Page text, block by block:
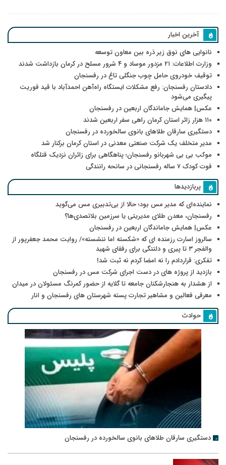
آخرین اخبار
نانوایی های نوق زیر ذره بین معاون توسعه
وزارت اطلاعات: ۲۱ مزدور موساد و ۴ شرور مسلح در کرمان بازداشت شدند
توقیف خودروی حامل چوب جنگلی تاغ در رفسنجان
دادستان رفسنجان: رفع مشکلات ایستگاه راه‌آهن احمدآباد با قید فوریت
پیگیری می‌شود
عکس| همایش جاماندگان اربعین در رفسنجان
۱۱۰ هزار زائر استان کرمان راهی سفر اربعین شدند
دستگیری سارقان طلاهای بانوی سالخورده در رفسنجان
مدیر متخلف یک شرکت صنعتی معدنی در استان کرمان برکنار شد
موکب بی بی شهربانو رفسنجان؛ پناهگاهی برای زائران نزدیک قتلگاه
فوت کودک ۷ ساله رفسنجانی در سانحه رانندگی
پربازدیدها
نماینده‌ای که مدیر مس بود؛ حالا از بی‌تدبیری مس می‌گوید
رفسنجان، معدن طلای مدیریتی یا سرزمین بلاتصدی‌ها؟
عکس| همایش جاماندگان اربعین در رفسنجان
سالروز اسارت رزمنده ای که «شکسته اما ننشسته»/ روایت محمد جعفرپور از
والفجر ۳ تا پیری و دلتنگی برای رفقای شهید
تفکری: قراردادم را نه امضا کردم نه ثبت شد!
بازدید از پروژه های در دست اجرای شرکت مس در رفسنجان
از هشدار به هنجارشکنان جامعه تا گلایه از حضور کمرنگ مسئولان در میدان
معرفی فعالین و مشاهیر تجارت پسته شهرستان های رفسنجان و انار
حوادث
دستگیری سارقان طلاهای بانوی سالخورده در رفسنجان